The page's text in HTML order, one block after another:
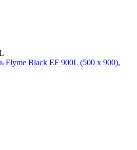
Flyme Black EF 900L (500 х 900),